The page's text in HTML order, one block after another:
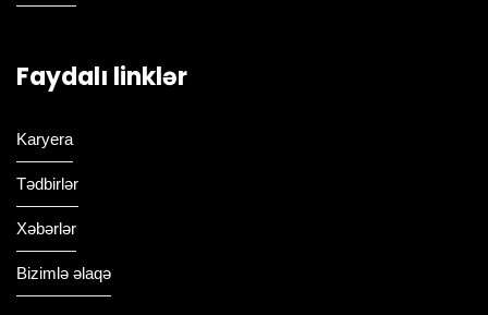
Faydalı linklər
Karyera
Tədbirlər
Xəbərlər
Bizimlə əlaqə